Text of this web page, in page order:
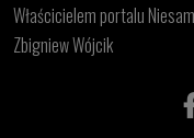
Właścicielem portalu
Zbigniew Wójcik